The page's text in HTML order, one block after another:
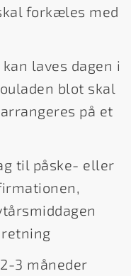
forkæles med
laves dagen i
blot skal
på et
til påske- eller
3 måneder